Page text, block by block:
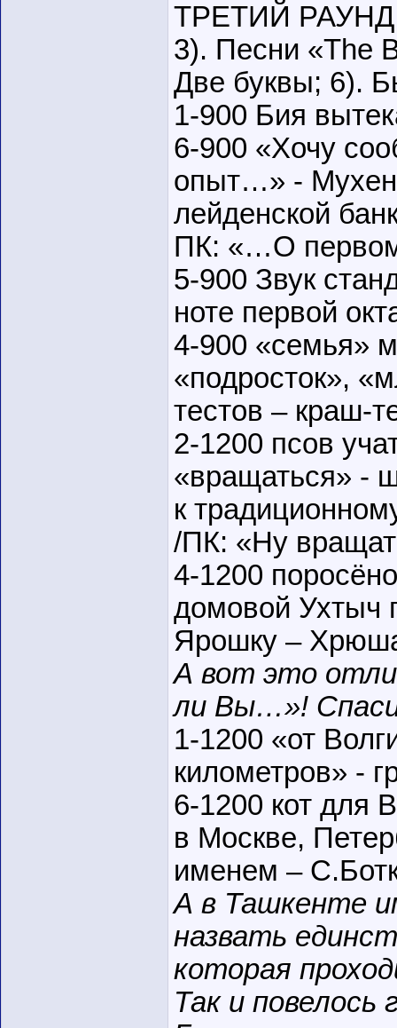
ТРЕТИЙ РАУНД:
3). Песни «The
Две буквы; 6).
1-900 Бия
6-900 «Хочу
опыт…» -
лейденской
ПК: «…О первом
5-900 Звук
ноте первой
4-900 «семья»
«подросток»,
тестов – краш-
2-1200 псов
«вращаться» -
к
/ПК: «Ну
4-1200
домовой Ухтыч
Ярошку –
А вот это
ли Вы…»!
1-1200 «от
километров» -
6-1200 кот для
в Москве,
именем –
А в Ташкенте
назвать
которая
Так и повелось